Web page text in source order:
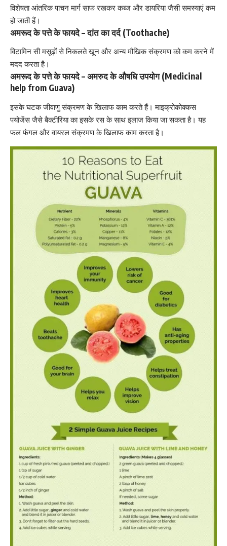
विशेषता आंतरिक पाचन मार्ग साफ रखकर कब्ज और डायरिया जैसी समस्याएं कम
हो जाती हैं।
अमरूद के पत्ते के फायदे –दांत का दर्द (Toothache)
विटामिन सी मसूढ़ों से निकलते खून और अन्य मौखिक संक्रमण को कम करने में
मदद करता है।
अमरूद के पत्ते के फायदे – अमरुद के औषधि उपयोग (Medicinal
help from Guava)
इसके घटक जीवाणु संक्रमण के खिलाफ काम करते हैं। माइक्रोकोक्कस
पयोजेंस जैसे बैक्टीरिया का इसके रस के साथ इलाज किया जा सकता है। यह
फल फंगल और वायरल संक्रमण के खिलाफ काम करता है।